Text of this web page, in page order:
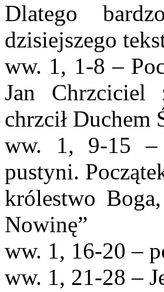
Dlatego
dzisiejszego
ww. 1, 1-8 –
Jan Chrzciciel
chrzcił Duchem
ww. 1, 9-15 –
pustyni.
królestwo
Nowinę”
ww. 1, 16-20 –
ww. 1, 21-28 –